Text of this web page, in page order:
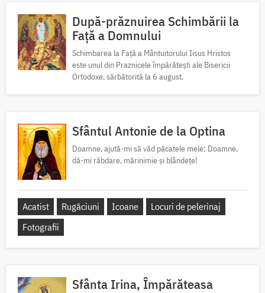
După-prăznuirea Schimbării la
Față a Domnului
Schimbarea la Față a Mântuitorului Iisus Hristos
este unul din Praznicele împărătești ale Bisericii
Ortodoxe, sărbătorită la 6 august.
Sfântul Antonie de la Optina
Doamne, ajută-mi să văd păcatele mele; Doamne,
dă-mi răbdare, mărinimie şi blândeţe!
Acatist Rugăciuni Icoane
Locuri de pelerinaj
Fotografii
Sfânta Irina, Împărăteasa